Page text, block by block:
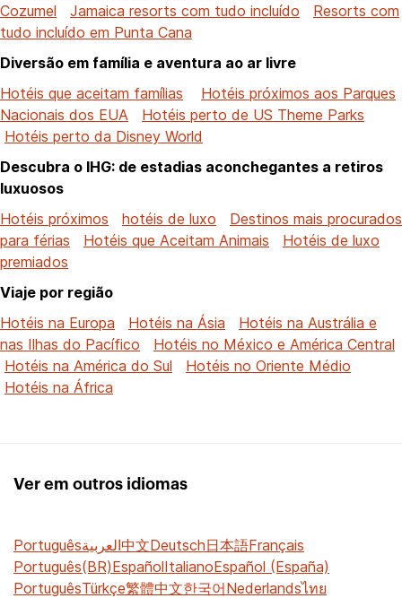
Cozumel
Jamaica resorts com tudo incluído
Resorts com
tudo incluído em Punta Cana
Diversão em família e aventura ao ar livre
Hotéis que aceitam famílias
Hotéis próximos aos Parques
Nacionais dos EUA
Hotéis perto de US Theme Parks
Hotéis perto da Disney World
Descubra o IHG: de estadias aconchegantes a retiros
luxuosos
Hotéis próximos
hotéis de luxo
Destinos mais procurados
para férias
Hotéis que Aceitam Animais
Hotéis de luxo
premiados
Viaje por região
Hotéis na Europa
Hotéis na Ásia
Hotéis na Austrália e
nas Ilhas do Pacífico
Hotéis no México e América Central
Hotéis na América do Sul
Hotéis no Oriente Médio
Hotéis na África
Ver em outros idiomas
Portuguêsالعربية中文Deutsch日本語Français
Português(BR)EspañolItalianoEspañol (España)
PortuguêsTürkçe繁體中文한국어Nederlandsไทย